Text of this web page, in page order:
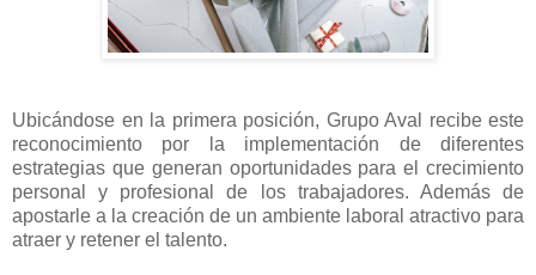
Ubicándose en la primera posición, Grupo Aval recibe este
reconocimiento por la implementación de diferentes
estrategias que generan oportunidades para el crecimiento
personal y profesional de los trabajadores. Además de
apostarle a la creación de un ambiente laboral atractivo para
atraer y retener el talento.